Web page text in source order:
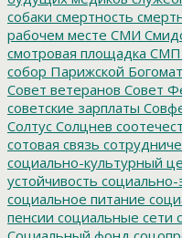
собаки смертность
рабочем месте СМИ
смотровая площадка СМП
собор Парижской
Совет ветеранов Совет
советские зарплаты
Солтус Солцнев
сотовая связь
социально-культурный
устойчивость
социальное питание
пенсии социальные сети